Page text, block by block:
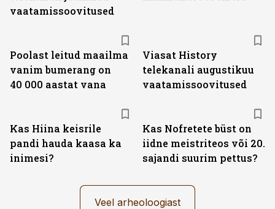
vaatamissoovitused
Poolast leitud maailma
vanim bumerang on
40 000 aastat vana
Viasat History
telekanali augustikuu
vaatamissoovitused
Kas Hiina keisrile
pandi hauda kaasa ka
inimesi?
Kas Nofretete büst on
iidne meistriteos või 20.
sajandi suurim pettus?
Veel arheoloogiast